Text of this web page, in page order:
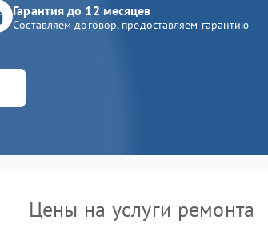
Гарантия до 12 месяцев
Составляем договор, предоставляем гарантию
Цены на услуги ремонта